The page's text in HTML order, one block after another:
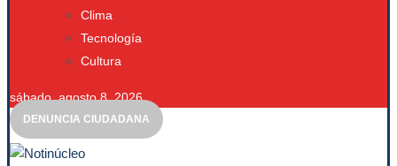
Clima
Tecnología
Cultura
sábado, agosto 8, 2026
DENUNCIA CIUDADANA